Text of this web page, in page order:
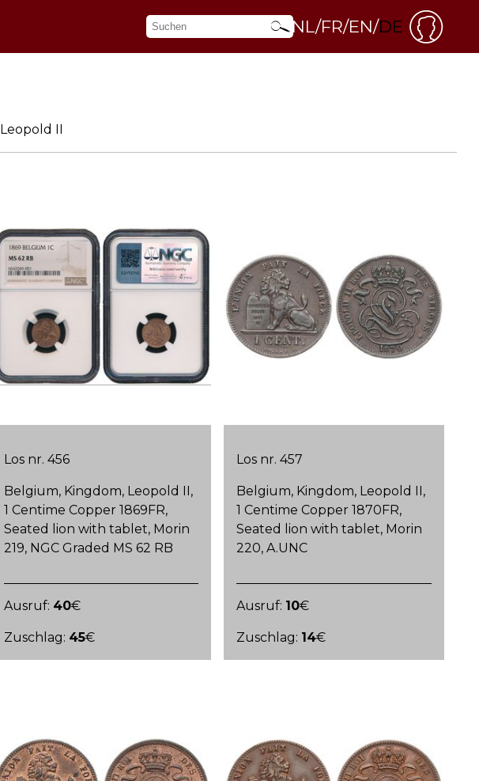
NL FR EN DE
Leopold II
Los nr. 456
Belgium, Kingdom, Leopold II,
1 Centime Copper 1869FR,
Seated lion with tablet, Morin
219, NGC Graded MS 62 RB
Ausruf: 40€
Zuschlag: 45€
Los nr. 457
Belgium, Kingdom, Leopold II,
1 Centime Copper 1870FR,
Seated lion with tablet, Morin
220, A.UNC
Ausruf: 10€
Zuschlag: 14€